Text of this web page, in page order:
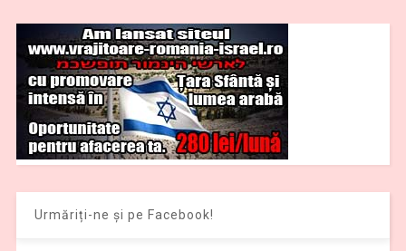
Urmăriți-ne și pe Facebook!